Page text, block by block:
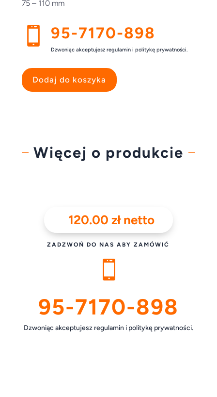
75 – 110 mm
 95-7170-898
Dzwoniąc akceptujesz regulamin i politykę prywatności.
Dodaj do koszyka
Więcej o produkcie
120.00 zł netto
ZADZWOŃ DO NAS ABY ZAMÓWIĆ

95-7170-898
Dzwoniąc akceptujesz regulamin i politykę prywatności.